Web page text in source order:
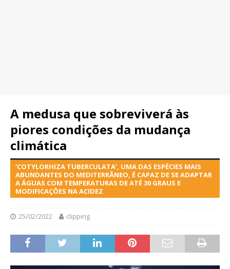
A medusa que sobreviverá às
piores condições da mudança
climática
‘COTYLORHIZA TUBERCULATA’, UMA DAS ESPÉCIES MAIS
ABUNDANTES DO MEDITERRÂNEO, É CAPAZ DE SE ADAPTAR
A ÁGUAS COM TEMPERATURAS DE ATÉ 30 GRAUS E
MODIFICAÇÕES NA ACIDEZ
25/02/2022 clipping